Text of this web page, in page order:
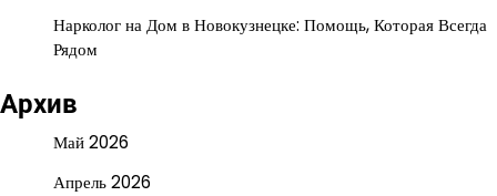
Нарколог на Дом в Новокузнецке: Помощь, Которая Всегда
Рядом
Архив
Май 2026
Апрель 2026